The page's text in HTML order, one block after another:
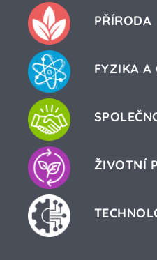
PŘÍRODA
FYZIKA A
ŽIVOTNÍ